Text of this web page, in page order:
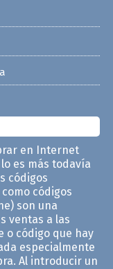
en Internet
es más todavía
códigos
códigos
son una
ventas a las
o código que hay
especialmente
Al introducir un